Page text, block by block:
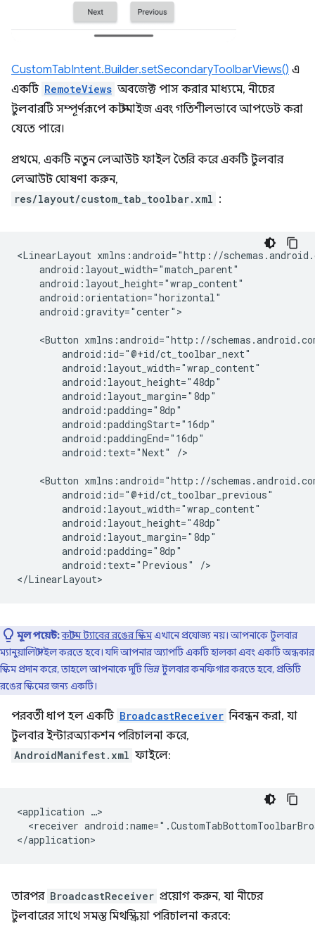
CustomTabIntent.Builder.setSecondaryToolbarViews() এ
একটি RemoteViews অবজেক্ট পাস করার মাধ্যমে, নীচের
টুলবারটি সম্পূর্ণরূপে কাস্টমাইজ এবং গতিশীলভাবে আপডেট করা
যেতে পারে।
প্রথমে, একটি নতুন লেআউট ফাইল তৈরি করে একটি টুলবার
লেআউট ঘোষণা করুন,
res/layout/custom_tab_toolbar.xml :
<LinearLayout
android:gravity="center">
<Button
android:text="Next"
/>
<Button
android:text="Previous"
/>
মূল পয়েন্ট:কাস্টম ট্যাবের রঙের স্কিমএখানে প্রযোজ্য নয়। আপনাকে টুলবার
ম্যানুয়ালি স্টাইল করতে হবে। যদি আপনার অ্যাপটি একটি হালকা এবং একটি অন্ধকার
স্কিম প্রদান করে, তাহলে আপনাকে দুটি ভিন্ন টুলবার কনফিগার করতে হবে, প্রতিটি
রঙের স্কিমের জন্য একটি।
পরবর্তী ধাপ হল একটি BroadcastReceiver নিবন্ধন করা, যা
টুলবার ইন্টারঅ্যাকশন পরিচালনা করে,
AndroidManifest.xml ফাইলে:
<application
<receiver
তারপর BroadcastReceiver প্রয়োগ করুন, যা নীচের
টুলবারের সাথে সমস্ত মিথস্ক্রিয়া পরিচালনা করবে: